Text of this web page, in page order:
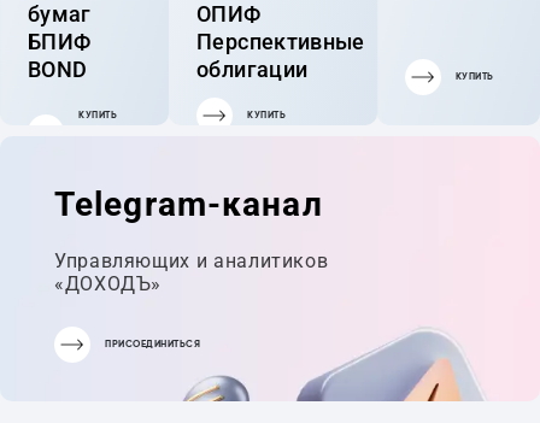
бумаг
БПИФ
BOND
КУПИТЬ
ОПИФ
Перспективные
облигации
КУПИТЬ
КУПИТЬ
Telegram-канал
Управляющих и аналитиков
«ДОХОДЪ»
ПРИСОЕДИНИТЬСЯ